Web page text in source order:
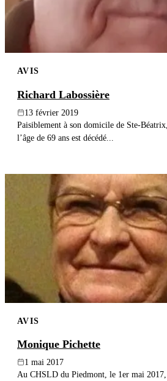
AVIS
Richard Labossière
13 février 2019
Paisiblement à son domicile de Ste-
l’âge de 69 ans est décédé...
AVIS
Monique Pichette
1 mai 2017
Au CHSLD du Piedmont, le 1er mai 2017,